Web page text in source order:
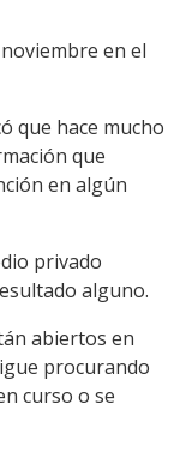
en el
que hace mucho
que
en algún
privado
alguno.
abiertos en
procurando
curso o se